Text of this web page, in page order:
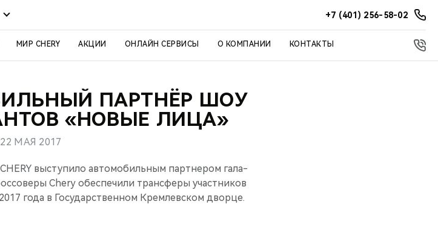
+7 (401) 256-58-02
МИР CHERY АКЦИИ ОНЛАЙН СЕРВИСЫ О КОМПАНИИ КОНТАКТЫ
ПАРТНЁР ШОУ
«НОВЫЕ ЛИЦА»
22 МАЯ 2017
выступило автомобильным партнером гала-
Chery обеспечили трансферы участников
года в Государственном Кремлевском дворце.